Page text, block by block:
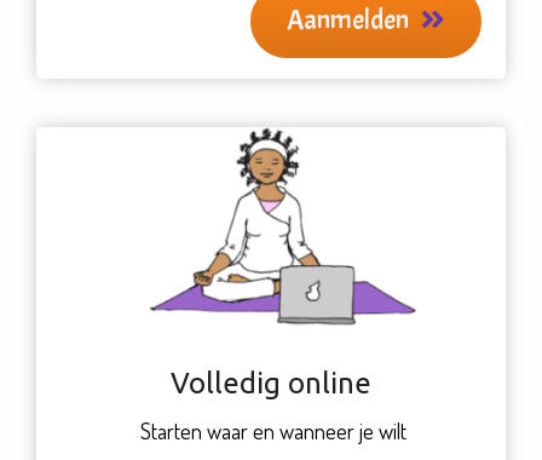
Aanmelden
Volledig online
Starten waar en wanneer je wilt